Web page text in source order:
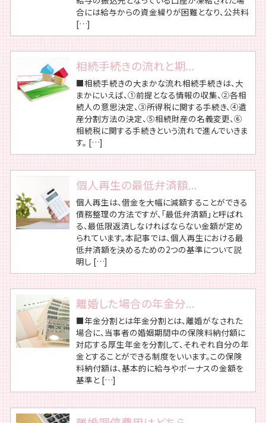
合には給与からの資金繰りが困難となり、公共料
[…]
相続手続きの流れと期...
■相続手続きの大まかな流れ相続手続きは、大
まかにいえば、①前提となる情報の収集、②各相
続人の意思決定、③所得税に関する手続き、④遺
産分割方法の決定、⑤相続財産の名義変更、⑥
相続税に関する手続きという流れで進んでいきま
す。 […]
個人再生の最低弁済額...
個人再生は、借金を大幅に減額することができる
債務整理の方法ですが、「最低弁済額」と呼ばれ
る、最低限返済しなければならない金額が定め
られています。本記事では、個人再生における最
低弁済額を決めるための2つの基準について説
明し […]
離婚した場合の年金分...
■年金分割とは年金分割とは、離婚がなされた
場合に、当事者の婚姻期間中の保険料納付額に
対応する厚生年金を分割して、それぞれ自分の年
金とすることができる制度をいいます。この保険
料納付額は、基本的に給与やボーナスの金額を
基準と […]